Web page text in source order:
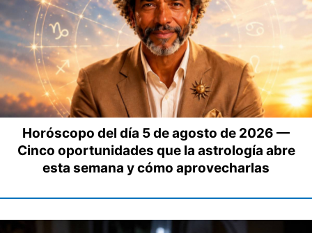
Horóscopo del día 5 de agosto de 2026 —
Cinco oportunidades que la astrología abre
esta semana y cómo aprovecharlas